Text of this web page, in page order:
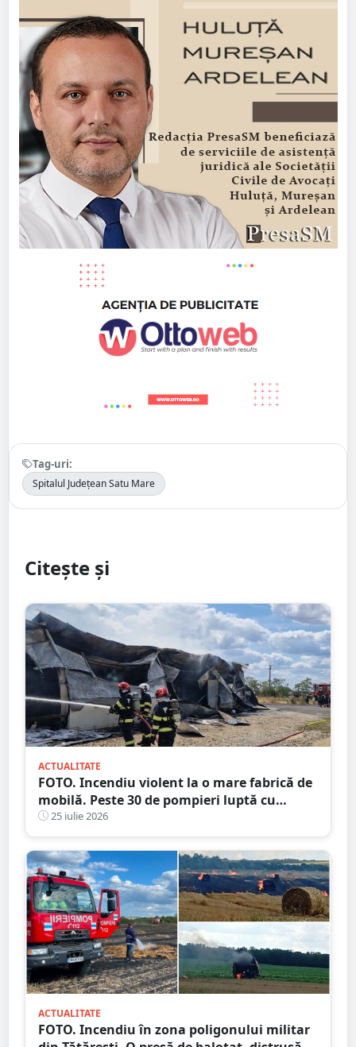
Tag-uri:
Spitalul Județean Satu Mare
Citește și
ACTUALITATE
FOTO. Incendiu violent la o mare fabrică de
mobilă. Peste 30 de pompieri luptă cu
flăcările, județul vecin
25 iulie 2026
ACTUALITATE
FOTO. Incendiu în zona poligonului militar